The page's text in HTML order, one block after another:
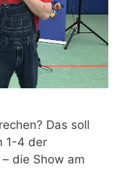
Das soll
1-4 der
die Show am